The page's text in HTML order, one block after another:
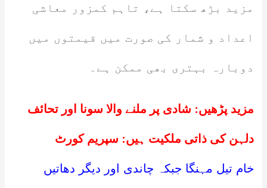
مزید بڑھ سکتا ہے، تاہم کمزور معاشی
اعداد و شمار کی صورت میں قیمتوں میں
دوبارہ بہتری بھی ممکن ہے۔
مزید پڑھیں: شادی پر ملنے والا سونا اور تحائف
دلہن کی ذاتی ملکیت ہیں: سپریم کورٹ
خام تیل مہنگا جبکہ چاندی اور دیگر دھاتیں